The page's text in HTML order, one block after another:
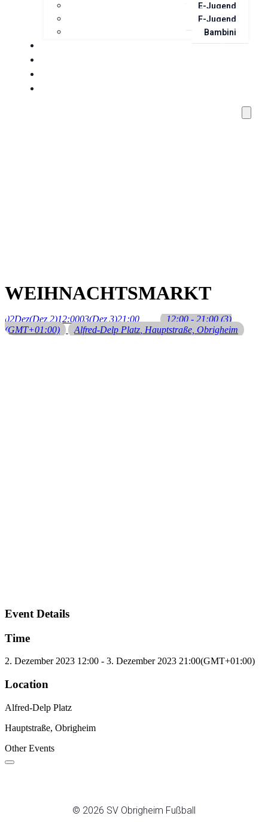
E-Jugend
F-Jugend
Bambini
Veranstaltungen/Events
WEIHNACHTSMARKT
02Dez(Dez 2)12:0003(Dez 3)21:00 12:00 - 21:00 (3)
(GMT+01:00)
Alfred-Delp Platz , Hauptstraße, Obrigheim
Event Details
Time
2. Dezember 2023 12:00 - 3. Dezember 2023 21:00(GMT+01:00)
Location
Alfred-Delp Platz
Hauptstraße, Obrigheim
Other Events
© 2026 SV Obrigheim Fußball